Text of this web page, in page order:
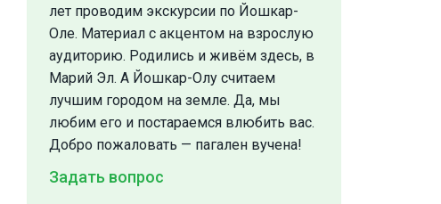
лет проводим экскурсии по Йошкар-
Оле. Материал с акцентом на взрослую
аудиторию. Родились и живём здесь, в
Марий Эл. А Йошкар-Олу считаем
лучшим городом на земле. Да, мы
любим его и постараемся влюбить вас.
Добро пожаловать — пагален вучена!
Задать вопрос